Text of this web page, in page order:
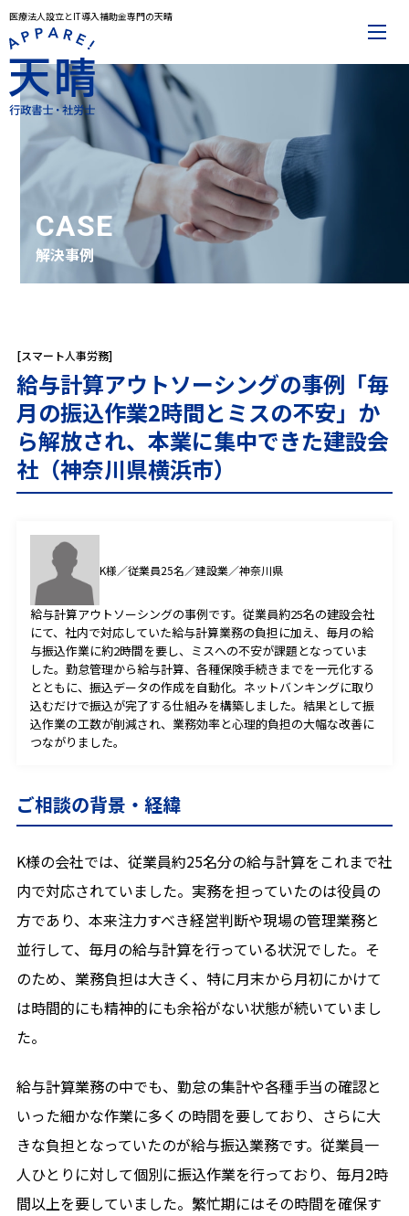
医療法人設立とIT導入補助金専門の天晴
CASE
解決事例
[スマート人事労務]
給与計算アウトソーシングの事例「毎
月の振込作業2時間とミスの不安」か
ら解放され、本業に集中できた建設会
社（神奈川県横浜市）
K様／従業員25名／建設業／神奈川県
給与計算アウトソーシングの事例です。従業員約25名の建設会社
にて、社内で対応していた給与計算業務の負担に加え、毎月の給
与振込作業に約2時間を要し、ミスへの不安が課題となっていま
した。勤怠管理から給与計算、各種保険手続きまでを一元化する
とともに、振込データの作成を自動化。ネットバンキングに取り
込むだけで振込が完了する仕組みを構築しました。結果として振
込作業の工数が削減され、業務効率と心理的負担の大幅な改善に
つながりました。
ご相談の背景・経緯
K様の会社では、従業員約25名分の給与計算をこれまで社
内で対応されていました。実務を担っていたのは役員の
方であり、本来注力すべき経営判断や現場の管理業務と
並行して、毎月の給与計算を行っている状況でした。そ
のため、業務負担は大きく、特に月末から月初にかけて
は時間的にも精神的にも余裕がない状態が続いていまし
た。
給与計算業務の中でも、勤怠の集計や各種手当の確認と
いった細かな作業に多くの時間を要しており、さらに大
きな負担となっていたのが給与振込業務です。従業員一
人ひとりに対して個別に振込作業を行っており、毎月2時
間以上を要していました。繁忙期にはその時間を確保す
メインメニュー
トップページ
事務所案内
代表プロフィール
解決事例
お役立ち記事
お知らせ
お問合せ
サービスメニュー
プライバシーポリシー
お問合せ
ご質問やご相談がございましたら、お気軽にお問合せく
ださい。
専門スタッフが丁寧に対応いたします。
0120-088-173
メールから相談する
24時間365日受付